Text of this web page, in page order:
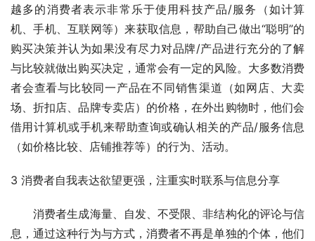
越多的消费者表示非常乐于使用科技产品/服务（如计算
机、手机、互联网等）来获取信息，帮助自己做出“聪明”的
购买决策并认为如果没有尽力对品牌/产品进行充分的了解
与比较就做出购买决定，通常会有一定的风险。大多数消费
者会查看与比较同一产品在不同销售渠道（如网店、大卖
场、折扣店、品牌专卖店）的价格，在外出购物时，他们会
借用计算机或手机来帮助查询或确认相关的产品/服务信息
（如价格比较、店铺推荐等）的行为、活动。
3 消费者自我表达欲望更强，注重实时联系与信息分享
消费者生成海量、自发、不受限、非结构化的评论与信
息，通过这种行为与方式，消费者不再是单独的个体，他们